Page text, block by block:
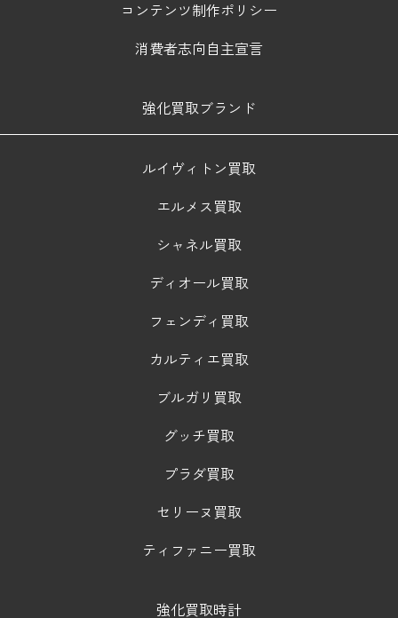
コンテンツ制作ポリシー
消費者志向自主宣言
強化買取ブランド
ルイヴィトン買取
エルメス買取
シャネル買取
ディオール買取
フェンディ買取
カルティエ買取
ブルガリ買取
グッチ買取
プラダ買取
セリーヌ買取
ティファニー買取
強化買取時計